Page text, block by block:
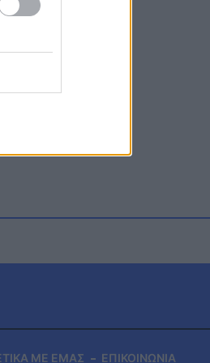
ΜΕ ΕΜΑΣ ΕΠΙΚΟΙΝΩΝΙΑ